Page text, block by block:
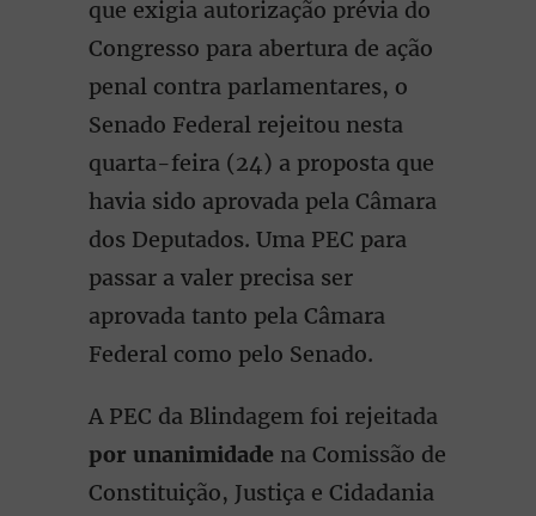
que exigia autorização prévia do
Congresso para abertura de ação
penal contra parlamentares, o
Senado Federal rejeitou nesta
quarta-feira (24) a proposta que
havia sido aprovada pela Câmara
dos Deputados. Uma PEC para
passar a valer precisa ser
aprovada tanto pela Câmara
Federal como pelo Senado.
A PEC da Blindagem foi rejeitada
por unanimidade na Comissão de
Constituição, Justiça e Cidadania